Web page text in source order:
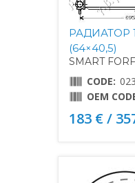
РАДИАТОР
(64×40,5)
SMART
CODE:
OEM
183 € /